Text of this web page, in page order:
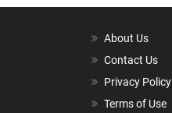
About Us
Contact Us
Privacy Policy
Terms of Use